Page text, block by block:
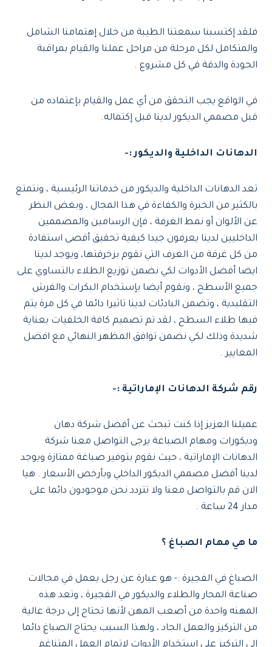
فلقد إكتسبنا سمعتنا الطيبة من خلال إهتمامنا الشامل
والمتكامل لكل مرحلة من مراحل عملنا والقيام بمراقبة
الجودة والدقة في كل مشروع .
في الواقع يجب التحقق من أي عمل والقيام بإعتماده من
قبل مصممي الديكور لدينا قبل إكتماله.
الدهانات الداخلية والديكور :-
تعد الدهانات الداخلية والديكور من خدماتنا الرئيسية ، ونتمتع
بالكثير من الخبرة والكفاءة في هذا المجال ، وبغض النظر
عن الألوان أو نمط الغرفة ، فإن الرسامين والمصممين
الداخليين لدينا يعرفون جيدا كيفية تحقيق أقصى استفادة
من كل غرفة من الغرف التي نقوم بزخرفتها، ويوجد لدينا
ايضا أفضل الأدوات لكي نضمن توزيع الطلاء بالتساوي على
جميع الأسطح ، ونقوم أيضا بإستخدام البكرات والفرش
التقليدية ، وتضمن البادئات لدينا تاثيرا دائما في كل مرة يتم
فيها طلاء السطح ، لقد تم تصميم كافة الخلفيات بعناية
شديدة وذلك لكي نضمن توافق المظهر النهائي مع افضل
المعايير .
رقم شركة الدهانات الإماراتية :-
عميلنا العزيز إذا كنت تبحث عن أفضل شركة دهان
وديكورات ومهام الصباغة يرجى التواصل معنا شركة
الدهانات الإماراتية ، حيث نقوم بتوفير صباغة ممتازة ويوجد
لدينا أفضل مصممي الديكور الداخلي وبأرخص الأسعار . هيا
الان قم بالتواصل معنا ولا تتردد نحن موجودون دائما على
مدار 24 ساعة .
ما هي مهام الصباغ ؟
الصباغ في الفجيرة :- هو عبارة عن رجل يعمل في مجالات
صناعة المحار والطلاء والديكور في الفجيرة ، وتعد هذه
المهنه واحدة من أصعب المهن لأنها تحتاج إلى درجة عالية
من التركيز والعمل الجاد ، ولهذا السبب يحتاج الصباغ دائما